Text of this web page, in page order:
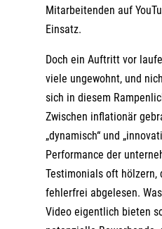
Mitarbeitenden auf
Einsatz.
Doch ein Auftritt vor
viele ungewohnt, und
sich in diesem
Zwischen inflationär
„dynamisch“ und
Performance der
Testimonials oft hölzern,
fehlerfrei abgelesen.
Video eigentlich bieten